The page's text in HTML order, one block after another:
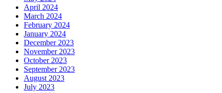
April 2024
March 2024
February 2024
January 2024
December 2023
November 2023
October 2023
September 2023
August 2023
July 2023